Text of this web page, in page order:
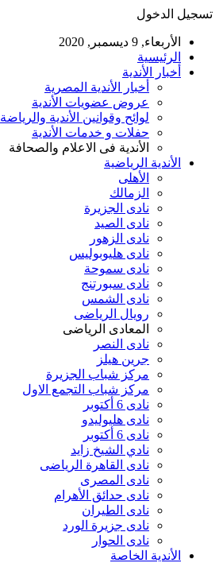
تسجيل الدخول
الأربعاء, 9 ديسمبر, 2020
الرئيسية
أخبار الأندية
أخبار الأندية المصرية
عروض عضويات الأندية
لوائح وقوانين الأندية والرياضة
حفلات و خدمات الأندية
الأندية فى الاعلام والصحافة
الأندية الرياضية
الأهلى
الزمالك
نادى الجزيرة
نادى الصيد
نادى الزهور
نادى هليوبوليس
نادى سموحة
نادى سبورتنج
نادى الشمس
رويال الرياضى
المعادى الرياضى
نادى النصر
جرين هيلز
مركز شباب الجزيرة
مركز شباب التجمع الاول
نادى 6 أكتوبر
نادى هليوليدو
نادى 6 أكتوبر
نادي الشيخ زايد
نادى القاهرة الرياضى
نادى المصرى
نادى حدائق الأهرام
نادى الطيران
نادى جزيرة الورد
نادى الحوار
الأندية الخاصة